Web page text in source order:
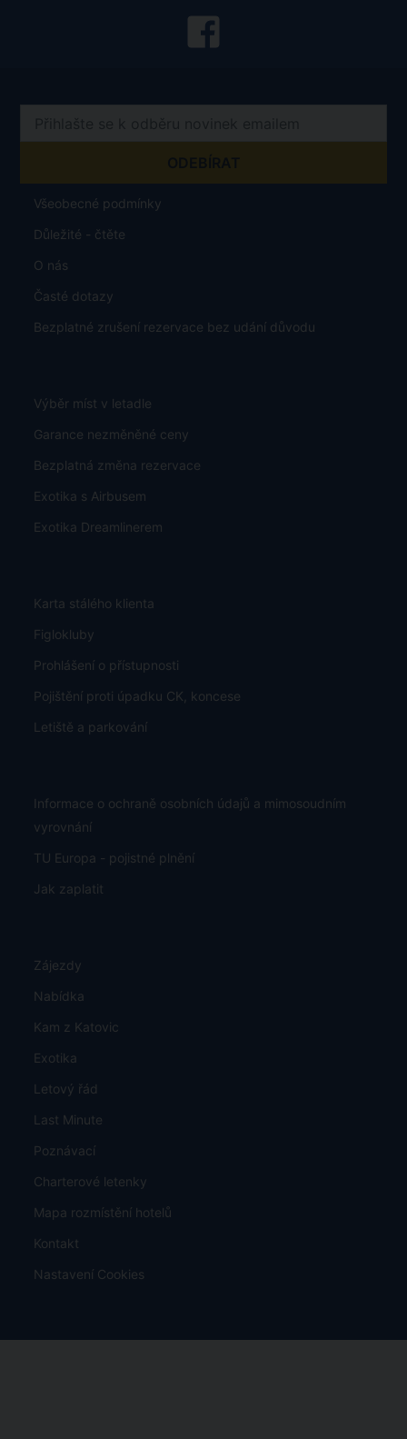
Všeobecné podmínky
Důležité - čtěte
O nás
Časté dotazy
Bezplatné zrušení rezervace bez udání důvodu
Výběr míst v letadle
Garance nezměněné ceny
Bezplatná změna rezervace
Exotika s Airbusem
Exotika Dreamlinerem
Karta stálého klienta
Figlokluby
Prohlášení o přístupnosti
Pojištění proti úpadku CK, koncese
Letiště a parkování
Informace o ochraně osobních údajů a mimosoudním
vyrovnání
TU Europa - pojistné plnění
Jak zaplatit
Zájezdy
Nabídka
Kam z Katovic
Exotika
Letový řád
Last Minute
Poznávací
Charterové letenky
Mapa rozmístění hotelů
Kontakt
Nastavení Cookies